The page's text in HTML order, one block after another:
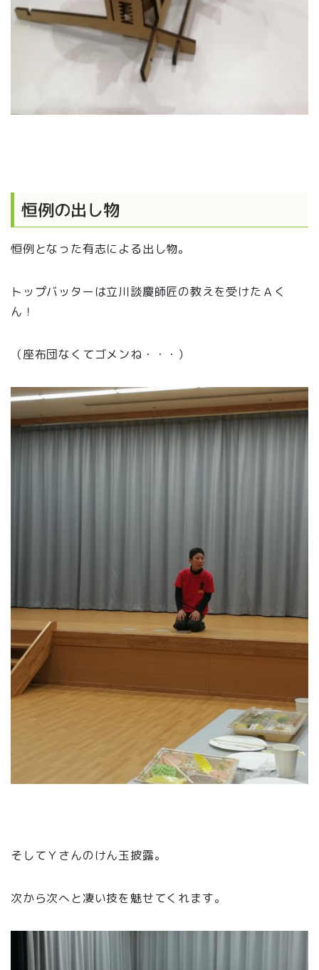
恒例の出し物
恒例となった有志による出し物。
トップバッターは立川談慶師匠の教えを受けたＡく
ん！
（座布団なくてゴメンね・・・）
そしてＹさんのけん玉披露。
次から次へと凄い技を魅せてくれます。